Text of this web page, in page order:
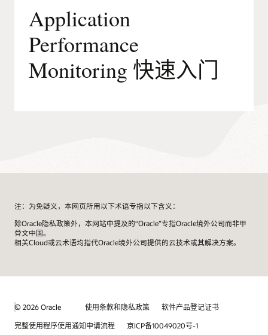
Application
Performance
Monitoring 快速入门
注：为免疑义，本网页所用以下术语专指以下含义：
除Oracle隐私政策外，本网站中提及的“Oracle”专指Oracle境外公司而非甲
骨文中国。
相关Cloud或云术语均指代Oracle境外公司提供的云技术或其解决方案。
© 2026 Oracle 使用条款和隐私政策
软件产品登记证书
完整使用程序使用通知申请流程
京ICP备10049020号-1